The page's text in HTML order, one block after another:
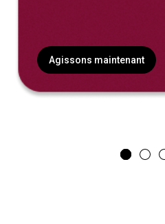
Agissons maintenant